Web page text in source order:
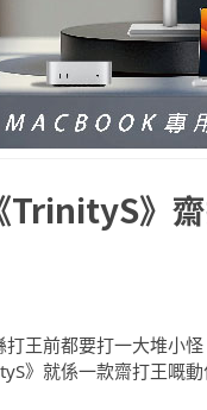
TrinityS》
王前都要打一大堆小
》就係一款齋打王嘅